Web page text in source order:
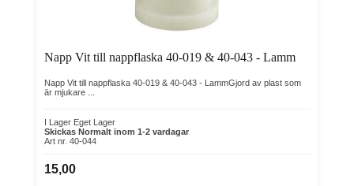
Napp Vit till nappflaska 40-019 & 40-043 - Lamm
Napp Vit till nappflaska 40-019 & 40-043 - LammGjord av plast som
är mjukare ...
I Lager Eget Lager
Skickas Normalt inom 1-2 vardagar
Art nr. 40-044
15,00